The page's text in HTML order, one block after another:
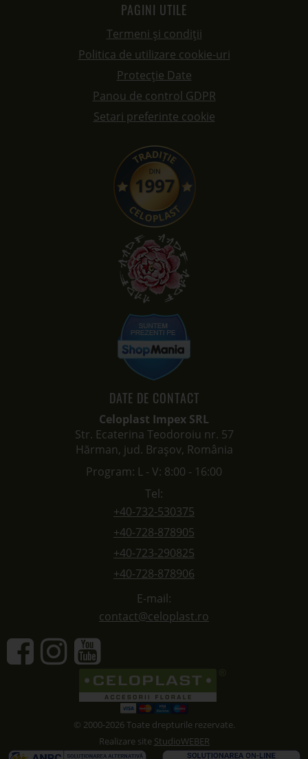
PAGINI UTILE
Termeni și condiții
Politica de utilizare cookie-uri
Protecție Date
Panou de control GDPR
Setari preferinte cookie
DATE DE CONTACT
Celoplast Impex SRL
Str. Ecaterina Teodoroiu nr. 57
Hărman, jud. Brașov, România
Program: L - V: 8:00 - 16:00
Tel:
+40-732-530375
+40-728-878905
+40-723-290825
+40-728-878906
E-mail:
contact@celoplast.ro
© 2000-2026 Toate drepturile rezervate.
Realizare site StudioWEBER